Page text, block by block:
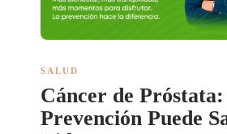
SALUD
Cáncer de
Prevención Puede